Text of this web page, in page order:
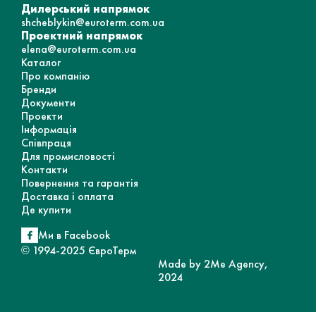
Дилерський напрямок
shcheblykin@euroterm.com.ua
Проектний напрямок
elena@euroterm.com.ua
Каталог
Про компанію
Бренди
Документи
Проекти
Інформація
Співпраця
Для промисловості
Контакти
Повернення та гарантія
Доставка і оплата
Де купити
Ми в Facebook
© 1994-2025 ЄвроТерм
Made by 2Me Agency,
2024